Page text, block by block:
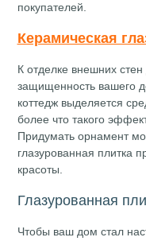
покупателей.
Керамическая
К отделке внешних
защищенность вашего
коттедж выделяется
более что такого
Придумать орнамент
глазурованная плитка
красоты.
Глазурованная
Чтобы ваш дом стал